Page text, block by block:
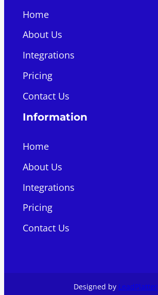
Home
About Us
Integrations
Pricing
Contact Us
Information
Home
About Us
Integrations
Pricing
Contact Us
Designed by LeadPlatter